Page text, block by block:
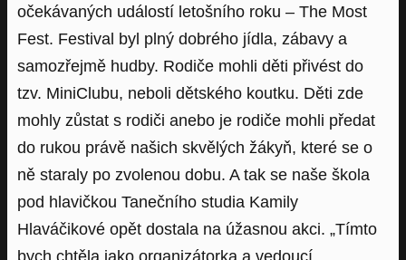
očekávaných událostí letošního roku – The Most
Fest. Festival byl plný dobrého jídla, zábavy a
samozřejmě hudby. Rodiče mohli děti přivést do
tzv. MiniClubu, neboli dětského koutku. Děti zde
mohly zůstat s rodiči anebo je rodiče mohli předat
do rukou právě našich skvělých žákyň, které se o
ně staraly po zvolenou dobu. A tak se naše škola
pod hlavičkou Tanečního studia Kamily
Hlaváčikové opět dostala na úžasnou akci. „Tímto